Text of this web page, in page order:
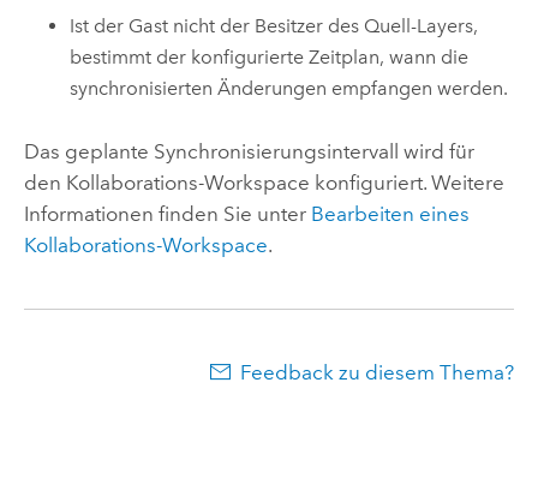
Ist der Gast nicht der Besitzer des Quell-Layers,
bestimmt der konfigurierte Zeitplan, wann die
synchronisierten Änderungen empfangen werden.
Das geplante Synchronisierungsintervall wird für
den Kollaborations-Workspace konfiguriert. Weitere
Informationen finden Sie unter Bearbeiten eines
Kollaborations-Workspace.
Feedback zu diesem Thema?